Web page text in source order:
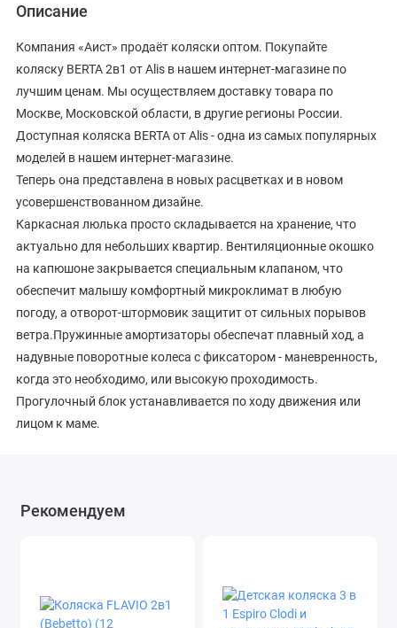
Описание
Компания «Аист» продаёт коляски оптом. Покупайте
коляску BERTA 2в1 от Alis в нашем интернет-магазине по
лучшим ценам. Мы осуществляем доставку товара по
Москве, Московской области, в другие регионы России.
Доступная коляска BERTA от Alis - одна из самых популярных
моделей в нашем интернет-магазине.
Теперь она представлена в новых расцветках и в новом
усовершенствованном дизайне.
Каркасная люлька просто складывается на хранение, что
актуально для небольших квартир. Вентиляционные окошко
на капюшоне закрывается специальным клапаном, что
обеспечит малышу комфортный микроклимат в любую
погоду, а отворот-штормовик защитит от сильных порывов
ветра.Пружинные амортизаторы обеспечат плавный ход, а
надувные поворотные колеса с фиксатором - маневренность,
когда это необходимо, или высокую проходимость.
Прогулочный блок устанавливается по ходу движения или
лицом к маме.
покупателей, ищущих недорогую коляску.
Рекомендуем